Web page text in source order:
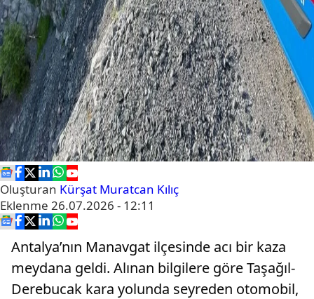
Oluşturan Kürşat Muratcan Kılıç
Eklenme 26.07.2026 - 12:11
Antalya’nın Manavgat ilçesinde acı bir kaza
meydana geldi. Alınan bilgilere göre Taşağıl-
Derebucak kara yolunda seyreden otomobil,